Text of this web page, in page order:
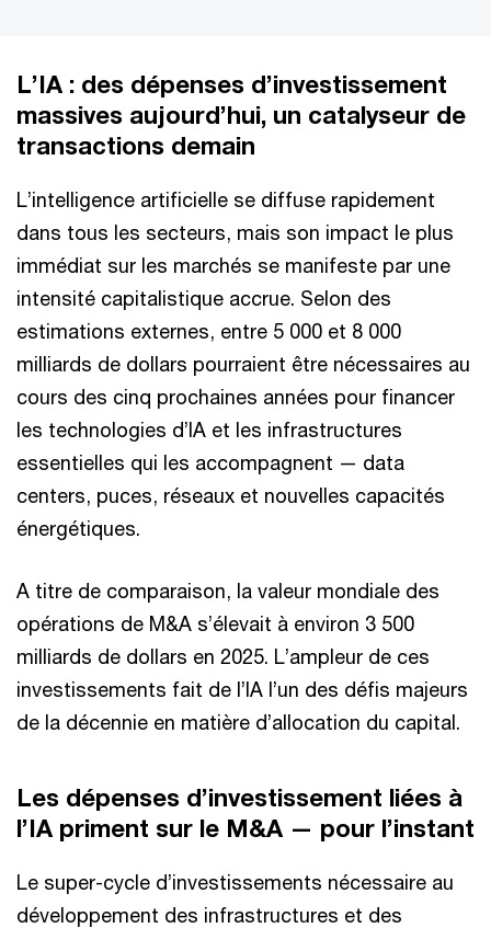
L’IA : des dépenses d’investissement
massives aujourd’hui, un catalyseur de
transactions demain
L’intelligence artificielle se diffuse rapidement
dans tous les secteurs, mais son impact le plus
immédiat sur les marchés se manifeste par une
intensité capitalistique accrue. Selon des
estimations externes, entre 5 000 et 8 000
milliards de dollars pourraient être nécessaires au
cours des cinq prochaines années pour financer
les technologies d’IA et les infrastructures
essentielles qui les accompagnent — data
centers, puces, réseaux et nouvelles capacités
énergétiques.
A titre de comparaison, la valeur mondiale des
opérations de M&A s’élevait à environ 3 500
milliards de dollars en 2025. L’ampleur de ces
investissements fait de l’IA l’un des défis majeurs
de la décennie en matière d’allocation du capital.
Les dépenses d’investissement liées à
l’IA priment sur le M&A — pour l’instant
Le super-cycle d’investissements nécessaire au
développement des infrastructures et des